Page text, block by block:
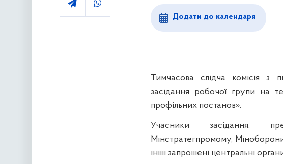
Додати до календаря
Тимчасова слідча комісія з
засідання робочої групи на
профільних постанов».
Учасники засідання:
Мінстратегпромому,
інші запрошені центральні